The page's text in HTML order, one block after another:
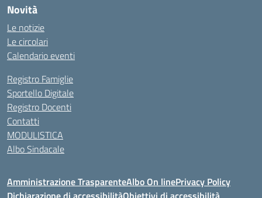
Novità
Le notizie
Le circolari
Calendario eventi
Registro Famiglie
Sportello Digitale
Registro Docenti
Contatti
MODULISTICA
Albo Sindacale
Amministrazione TrasparenteAlbo On linePrivacy Policy